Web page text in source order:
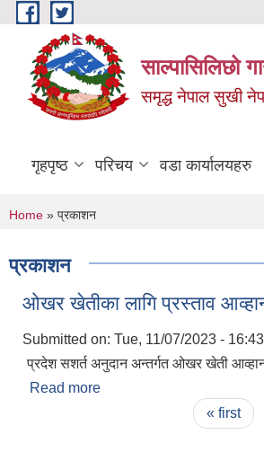
Skip to main content
साल्पासिलिछो
समृद्ध नेपाल सुखी
गृहपृष्ठ परिचय वडा कार्यालयहरु
You are here
Home » प्रकाशन
प्रकाशन
ओखर खेतीका लागि प्रस्ताव
Submitted on: Tue, 11/07/2023 - 16:43
प्रदेश सशर्त अनुदान अन्तर्गत ओखर खेती
Read more
« first